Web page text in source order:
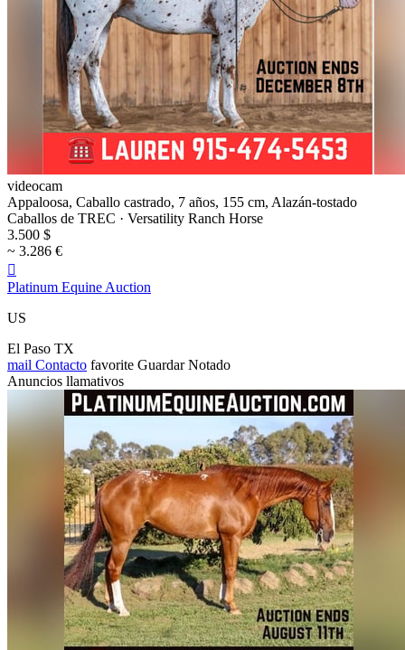
videocam
Appaloosa, Caballo castrado, 7 años, 155 cm, Alazán-tostado
Caballos de TREC · Versatility Ranch Horse
3.500 $
~ 3.286 €

Platinum Equine Auction
US
El Paso TX
mail Contacto favorite Guardar Notado
Anuncios llamativos